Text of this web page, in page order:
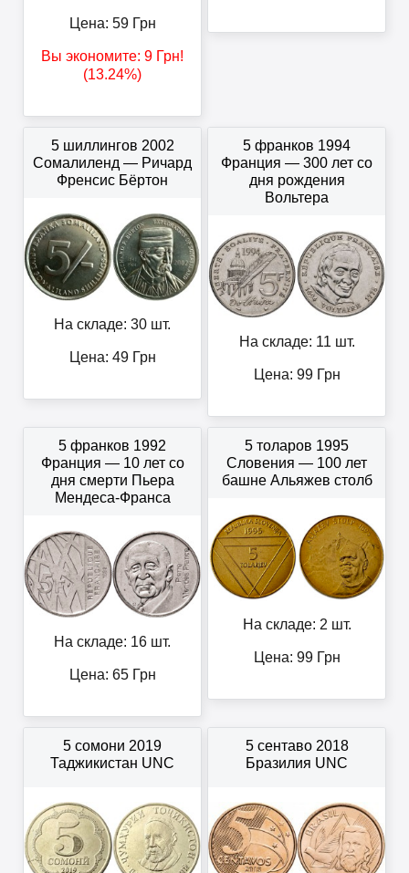
Цена: 59Грн
Вы экономите: 9 Грн!
(13.24%)
5 шиллингов 2002
Сомалиленд — Ричард
Френсис Бёртон
На складе: 30 шт.
Цена: 49Грн
5 франков 1994
Франция — 300 лет со
дня рождения
Вольтера
На складе: 11 шт.
Цена: 99Грн
5 франков 1992
Франция — 10 лет со
дня смерти Пьера
Мендеса-Франса
На складе: 16 шт.
Цена: 65Грн
5 толаров 1995
Словения — 100 лет
башне Альяжев столб
На складе: 2 шт.
Цена: 99Грн
5 сомони 2019
Таджикистан UNC
5 сентаво 2018
Бразилия UNC